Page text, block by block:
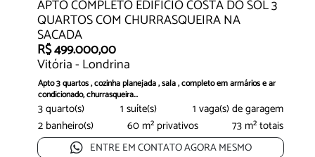
APTO COMPLETO EDIFÍCIO COSTA DO SOL 3
QUARTOS COM CHURRASQUEIRA NA
SACADA
R$ 499.000,00
Vitória - Londrina
Apto 3 quartos , cozinha planejada , sala , completo em armários e ar
condicionado, churrasqueira...
3 quarto(s) 1 suíte(s)
1 vaga(s) de garagem
2 banheiro(s)
60 m² privativos 73 m² totais
ENTRE EM CONTATO AGORA MESMO